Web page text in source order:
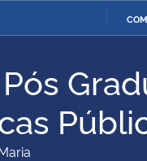
Ministério da Defesa
Ministério da Cidadania